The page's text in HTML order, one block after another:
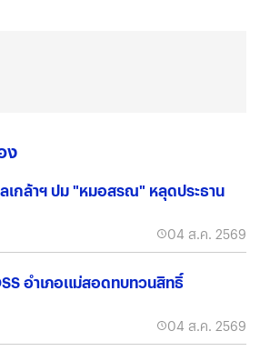
ง
กล้าฯ ปม "หมอสรณ" หลุดประธาน
04 ส.ค. 2569
อำเภอแม่สอดทบทวนสิทธิ์
04 ส.ค. 2569